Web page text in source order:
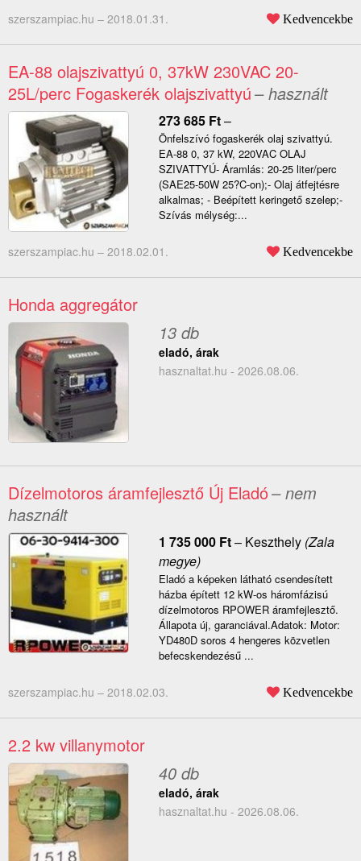
szerszampiac.hu – 2018.01.31. Kedvencekbe
EA-88 olajszivattyú 0, 37kW 230VAC 20-
25L/perc Fogaskerék olajszivattyú– használt
273 685 Ft–
Önfelszívó fogaskerék olaj szivattyú.
EA-88 0, 37 kW, 220VAC OLAJ
SZIVATTYÚ- Áramlás: 20-25 liter/perc
(SAE25-50W 25?C-on);- Olaj átfejtésre
alkalmas; - Beépített keringető szelep;-
Szívás mélység:...
szerszampiac.hu – 2018.02.01. Kedvencekbe
Honda aggregátor
13 db
eladó, árak
hasznaltat.hu - 2026.08.06.
Dízelmotoros áramfejlesztő Új Eladó– nem
használt
1 735 000 Ft– Keszthely(Zala
megye)
Eladó a képeken látható csendesített
házba épített 12 kW-os háromfázisú
dízelmotoros RPOWER áramfejlesztő.
Állapota új, garanciával.Adatok: Motor:
YD480D soros 4 hengeres közvetlen
befecskendezésű ...
szerszampiac.hu – 2018.02.03. Kedvencekbe
2.2 kw villanymotor
40 db
eladó, árak
hasznaltat.hu - 2026.08.06.